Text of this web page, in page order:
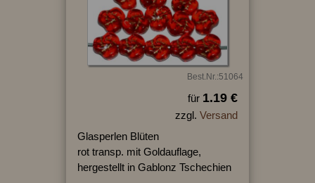
Best.Nr.:51064
für 1.19 €
zzgl. Versand
Glasperlen Blüten
rot transp. mit Goldauflage,
hergestellt in Gablonz Tschechien